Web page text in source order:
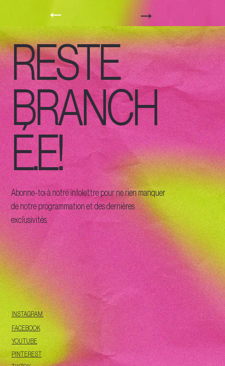
← →
RESTE
BRANCH
É.E!
Abonne-toi à notre infolettre pour ne rien manquer
de notre programmation et des dernières
exclusivités.
INSTAGRAM
FACEBOOK
YOUTUBE
PINTEREST